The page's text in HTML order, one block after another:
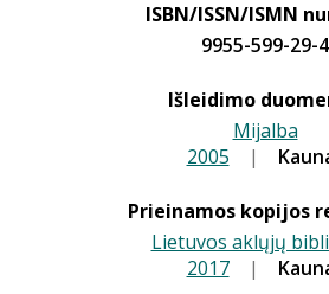
ISBN/ISSN/ISMN
9955-599-29-4
Išleidimo
Mijalba
2005 |
Prieinamos kopijos
Lietuvos aklųjų
2017 |